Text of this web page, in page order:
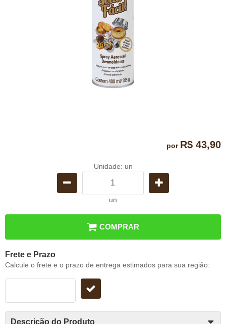
por R$ 43,90
Unidade: un
un
COMPRAR
Frete e Prazo
Calcule o frete e o prazo de entrega estimados para sua região:
Descrição do Produto